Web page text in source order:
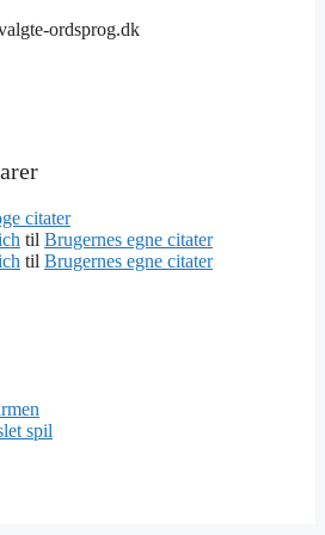
ordsprog.dk
citater
til Brugernes egne citater
til Brugernes egne citater
spil